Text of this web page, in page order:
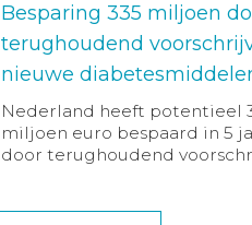
Besparing 335 miljoen
terughoudend
nieuwe
Nederland heeft potentieel
miljoen euro bespaard in 5
door terughoudend